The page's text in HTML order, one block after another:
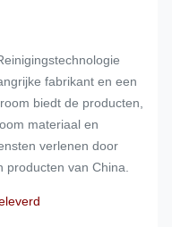
fabrikant en een
biedt de producten,
materiaal en
verlenen door
van China.